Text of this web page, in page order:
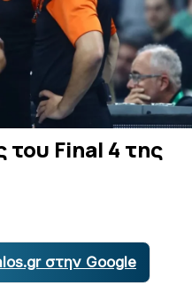
του Final 4 της
στην Google